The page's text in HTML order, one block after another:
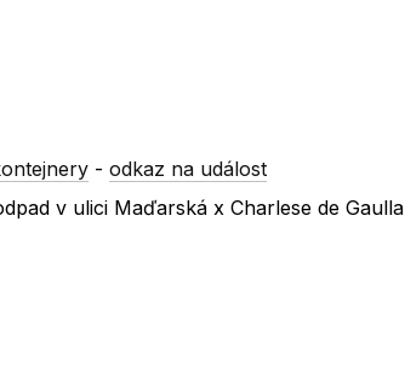
-odkaz na událost
v ulici Maďarská x Charlese de Gaulla